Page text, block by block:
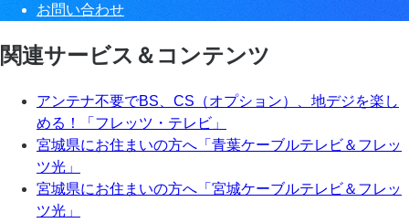
お問い合わせ
関連サービス＆コンテンツ
アンテナ不要でBS、CS（オプション）、地デジを楽し
める！「フレッツ・テレビ」
宮城県にお住まいの方へ「青葉ケーブルテレビ＆フレッ
ツ光」
宮城県にお住まいの方へ「宮城ケーブルテレビ＆フレッ
ツ光」